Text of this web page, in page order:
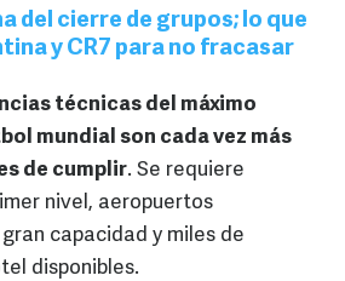
del cierre de grupos; lo que
y CR7 para no fracasar
técnicas del máximo
mundial son cada vez más
de cumplir. Se requiere
nivel, aeropuertos
capacidad y miles de
disponibles.